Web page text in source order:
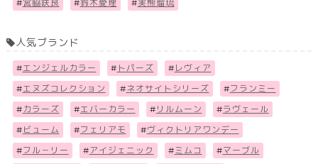
#宮脇咲良 #鈴木愛理 #実熊瑠琉
人気ブランド
#エンジェルカラー # トパーズ # レヴィア
#エヌズコレクション #ネオサイトシリーズ #フランミー
# カラーズ #エバーカラー # リルムーン #ラヴェール
# ビューム #フェリアモ #ヴィクトリアワンデー
#フル－リー #アイジェニック # ミムコ #マーブル